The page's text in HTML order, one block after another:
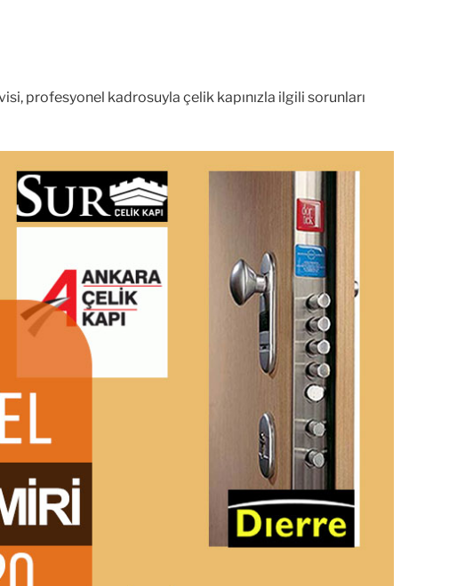
profesyonel kadrosuyla çelik kapınızla ilgili sorunları